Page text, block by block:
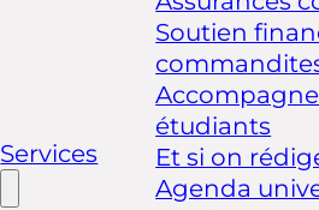
Services
Soutien
étudiants
Et si on
Agenda